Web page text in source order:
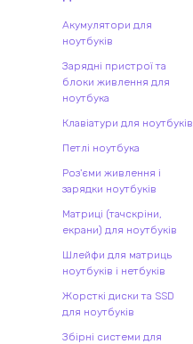
Акумулятори для
ноутбуків
Зарядні пристрої та
блоки живлення для
ноутбука
Клавіатури для ноутбуків
Петлі ноутбука
Роз'єми живлення і
зарядки ноутбуків
Матриці (тачскріни,
екрани) для ноутбуків
Шлейфи для матриць
ноутбуків і нетбуків
Жорсткі диски та SSD
для ноутбуків
Збірні системи для